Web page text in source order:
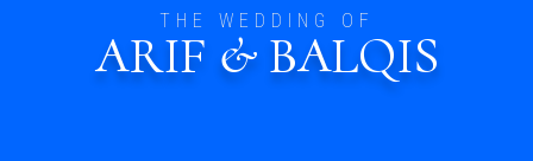
THE WEDDING OF
ARIF & BALQIS